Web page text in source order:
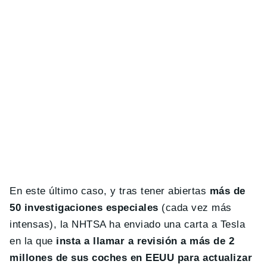
En este último caso, y tras tener abiertas más de
50 investigaciones especiales (cada vez más
intensas), la NHTSA ha enviado una carta a Tesla
en la que insta a llamar a revisión a más de 2
millones de sus coches en EEUU para actualizar